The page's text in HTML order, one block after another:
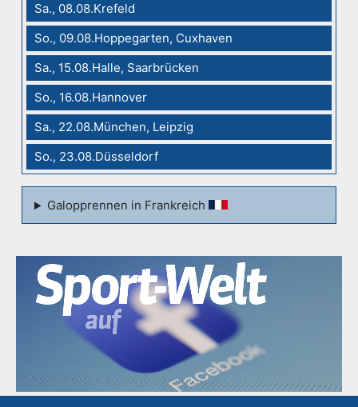
Sa., 08.08.Krefeld
So., 09.08.Hoppegarten, Cuxhaven
Sa., 15.08.Halle, Saarbrücken
So., 16.08.Hannover
Sa., 22.08.München, Leipzig
So., 23.08.Düsseldorf
Galopprennen in Frankreich